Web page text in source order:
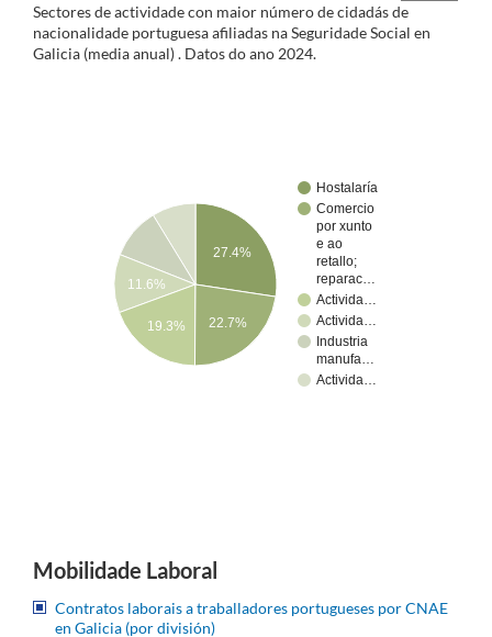
Sectores de actividade con maior número de cidadás de
nacionalidade portuguesa afiliadas na Seguridade Social en
Galicia (media anual). Datos do ano 2024.
Hostalaría
Comercio
por xunto
e ao
retallo;
reparac…
Activida…
Activida…
Industria
manufa…
Activida…
27.4%
11.6%
19.3% 22.7%
Mobilidade Laboral
Contratos laborais a traballadores portugueses por CNAE
en Galicia (por división)